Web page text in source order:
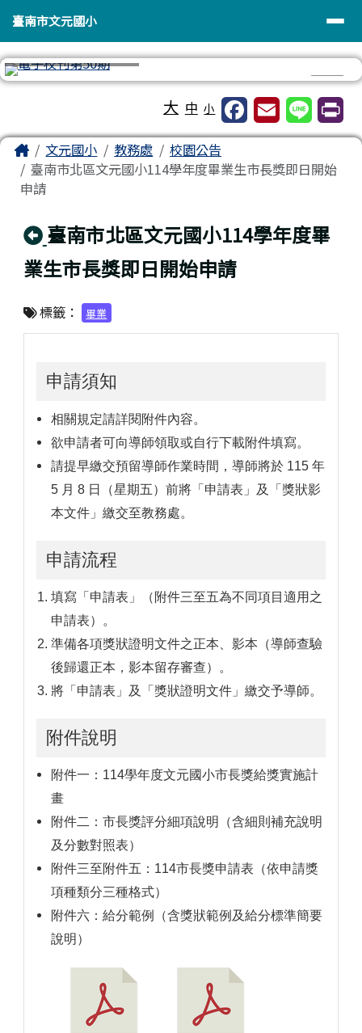
臺南市文元國小
導覽列
臺南市文元國小
大 中 小
主內容區域
Home文元國小 教務處
校園公告
臺南市北區文元國小114學年度畢業生市長獎即日開始
申請
回上頁
臺南市北區文元國小114學年度畢
業生市長獎即日開始申請
標籤： 畢業
申請須知
相關規定請詳閱附件內容。
欲申請者可向導師領取或自行下載附件填寫。
請提早繳交預留導師作業時間，導師將於 115 年
5 月 8 日（星期五）前將「申請表」及「獎狀影
本文件」繳交至教務處。
申請流程
填寫「申請表」（附件三至五為不同項目適用之
申請表）。
準備各項獎狀證明文件之正本、影本（導師查驗
後歸還正本，影本留存審查）。
將「申請表」及「獎狀證明文件」繳交予導師。
附件說明
附件一：114學年度文元國小市長獎給獎實施計
畫
附件二：市長獎評分細項說明（含細則補充說明
及分數對照表）
附件三至附件五：114市長獎申請表（依申請獎
項種類分三種格式）
附件六：給分範例（含獎狀範例及給分標準簡要
說明）
頁尾區域